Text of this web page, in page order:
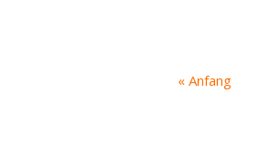
« Anfang